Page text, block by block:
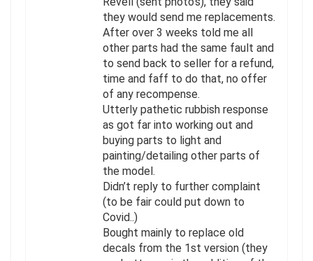
they would send me replacements.
After over 3 weeks told me all
other parts had the same fault and
to send back to seller for a refund,
time and faff to do that, no offer
of any recompense.
Utterly pathetic rubbish response
as got far into working out and
buying parts to light and
painting/detailing other parts of
the model.
Didn’t reply to further complaint
(to be fair could put down to
Covid..)
Bought mainly to replace old
decals from the 1st version (they